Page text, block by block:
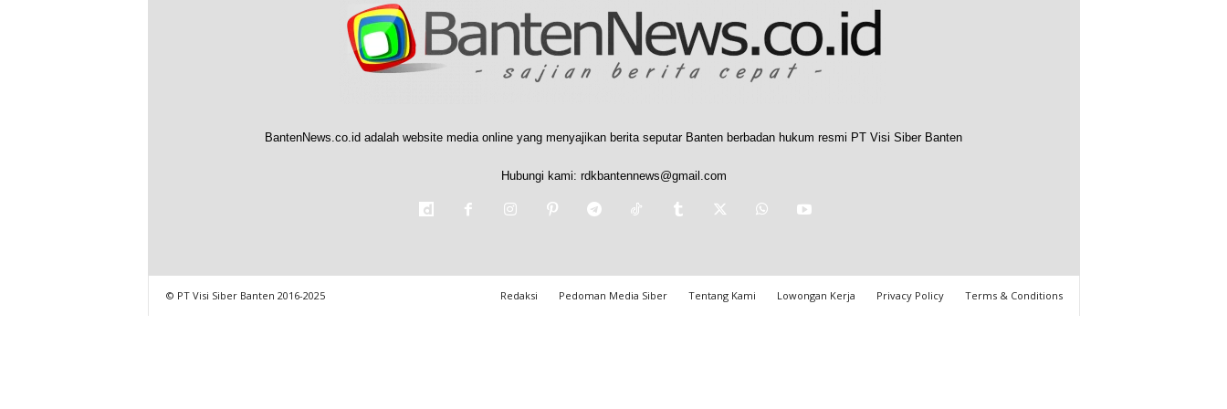
BantenNews.co.id adalah website media online yang menyajikan berita seputar Banten berbadan hukum resmi PT Visi Siber Banten
Hubungi kami: rdkbantennews@gmail.com
Redaksi Pedoman Media Siber Tentang Kami Lowongan Kerja Privacy Policy Terms & Conditions
© PT Visi Siber Banten 2016-2025